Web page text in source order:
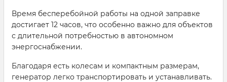
Время бесперебойной работы на одной заправке
достигает 12 часов, что особенно важно для объектов
с длительной потребностью в автономном
энергоснабжении.
Благодаря есть колесам и компактным размерам,
генератор легко транспортировать и устанавливать.